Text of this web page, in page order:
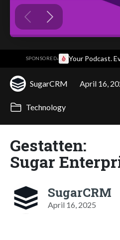
SPONSORED· Your Podcast.
SugarCRM April 16,
Technology
Gestatten:
Sugar
SugarCRM
April 16, 2025